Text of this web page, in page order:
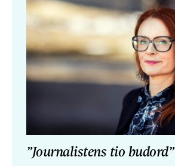
”Journalistens tio budord”